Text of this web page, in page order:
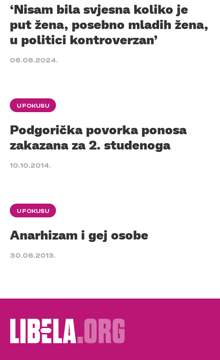
‘Nisam bila svjesna koliko je
put žena, posebno mladih žena,
u politici kontroverzan’
06.06.2024.
U FOKUSU
Podgorička povorka ponosa
zakazana za 2. studenoga
10.10.2014.
U FOKUSU
Anarhizam i gej osobe
30.06.2013.